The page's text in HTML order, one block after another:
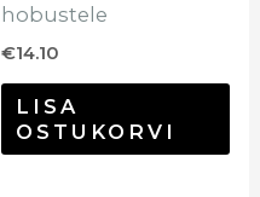
hobustele
€14.10
LISA
OSTUKORVI